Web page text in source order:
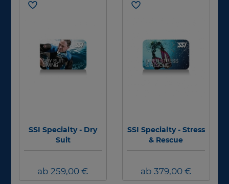
SSI Specialty - Dry
Suit
ab 259,00 €
SSI Specialty - Stress
& Rescue
ab 379,00 €